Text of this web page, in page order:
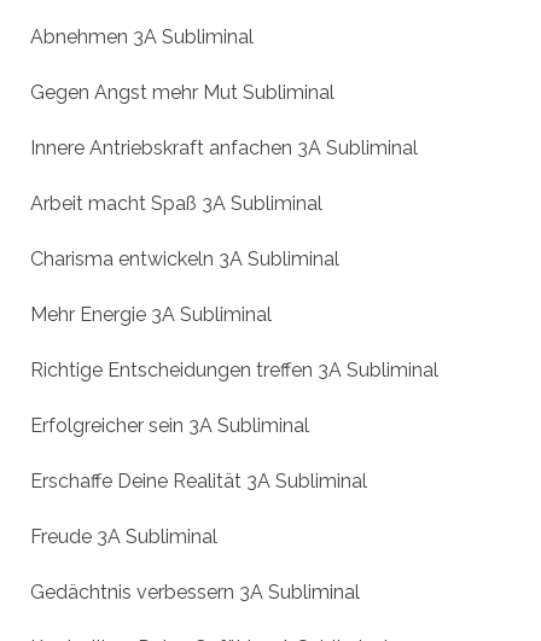
Abnehmen 3A Subliminal
Gegen Angst mehr Mut Subliminal
Innere Antriebskraft anfachen 3A Subliminal
Arbeit macht Spaß 3A Subliminal
Charisma entwickeln 3A Subliminal
Mehr Energie 3A Subliminal
Richtige Entscheidungen treffen 3A Subliminal
Erfolgreicher sein 3A Subliminal
Erschaffe Deine Realität 3A Subliminal
Freude 3A Subliminal
Gedächtnis verbessern 3A Subliminal